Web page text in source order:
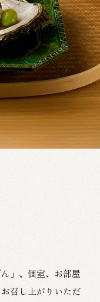
」、個室、お部屋
召し上がりいただ